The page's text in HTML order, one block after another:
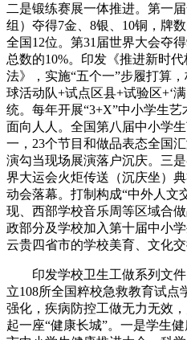
二是锻练赛展一体推进。第一
组）夺得7金、8银、10铜，牌
全国12位。第31届世界大会夺
总数的10%。印发《推进新时
法》，实施“五个一”步履打算
球活动队+试点区县+试验区+‘
统。每年开展“3+X”中小学生
面向人人。全国第八届中小学
一，23个节目和做品表态全国
演勾当现场展演落户沉庆。三
界大运会火炬传送（沉庆坐）
动会落幕。打制构成“中外人文
现、西部学校音乐周等区域合
政部分及学校加入第十届中小
云贵四省市的学校美育、文化交
印发学校卫生工做系列文件
立108所全国粹校急救教育试点
强化，疾病防控工做无力无效
起一座“健康长城”。一是学生